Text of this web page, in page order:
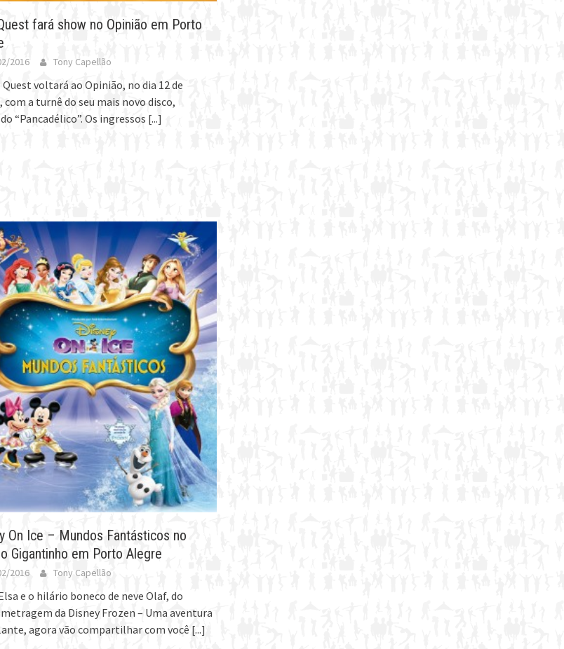
fará show no Opinião em Porto
2016 Tony Capellão
voltará ao Opinião, no dia 12 de
com a turnê do seu mais novo disco,
“Pancadélico”. Os ingressos [...]
On Ice – Mundos Fantásticos no
Gigantinho em Porto Alegre
2016 Tony Capellão
e o hilário boneco de neve Olaf, do
da Disney Frozen – Uma aventura
agora vão compartilhar com você [...]